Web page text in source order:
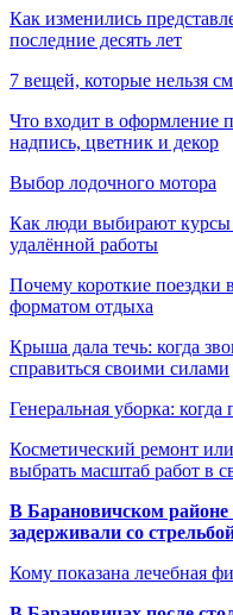
Как изменились
последние десять лет
7 вещей, которые нельзя
Что входит в оформление
надпись, цветник и декор
Выбор лодочного мотора
Как люди выбирают курсы
удалённой работы
Почему короткие поездки
форматом отдыха
Крыша дала течь: когда
справиться своими силами
Генеральная уборка:
Косметический ремонт
выбрать масштаб работ в
В Барановичском районе
задерживали со
Кому показана лечебная